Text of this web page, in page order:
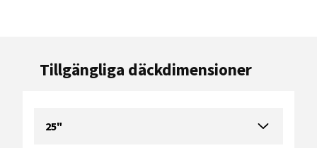
Tillgängliga däckdimensioner
25"